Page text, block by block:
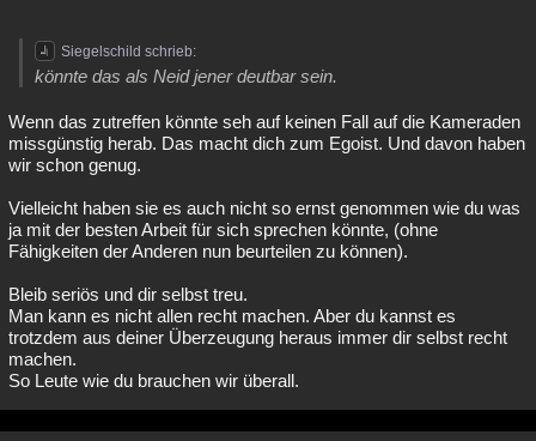
Siegelschild schrieb:
könnte das als Neid jener deutbar sein.
Wenn das zutreffen könnte seh auf keinen Fall auf die Kameraden
missgünstig herab. Das macht dich zum Egoist. Und davon haben
wir schon genug.
Vielleicht haben sie es auch nicht so ernst genommen wie du was
ja mit der besten Arbeit für sich sprechen könnte, (ohne
Fähigkeiten der Anderen nun beurteilen zu können).
Bleib seriös und dir selbst treu.
Man kann es nicht allen recht machen. Aber du kannst es
trotzdem aus deiner Überzeugung heraus immer dir selbst recht
machen.
So Leute wie du brauchen wir überall.